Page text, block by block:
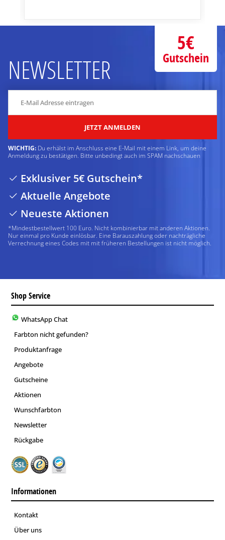
NEWSLETTER
JETZT ANMELDEN
WICHTIG: Du erhälst im Anschluss eine E-Mail mit einem Link, um deine
Anmeldung zu bestätigen. Bitte unbedingt auch im SPAM nachschauen
Exklusiver 5€ Gutschein*
Aktuelle Angebote
Neueste Aktionen
*Mindestbestellwert 100 Euro. Nicht kombinierbar mit anderen Aktionen.
Nur einmal pro Kunde einlösbar. Eine Barauszahlung oder nachträgliche
Verrechnung eines Codes mit mit früheren Bestellungen ist nicht möglich.
5€
Gutschein
Shop Service
WhatsApp Chat
Farbton nicht gefunden?
Produktanfrage
Angebote
Gutscheine
Aktionen
Wunschfarbton
Newsletter
Rückgabe
Informationen
Kontakt
Über uns